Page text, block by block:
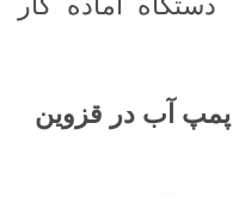
آب در قزوین